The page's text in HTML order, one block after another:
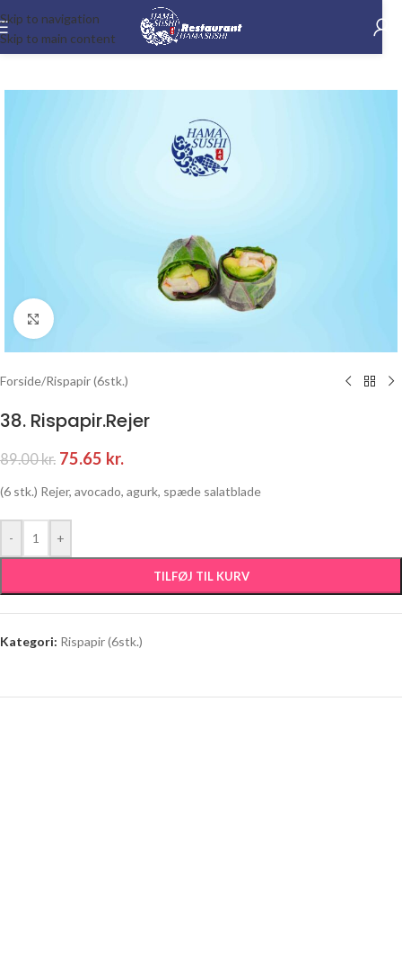
Skip to navigation
Skip to main content
Klik for at forstørre
Forside/Rispapir (6stk.)
38. Rispapir.Rejer
89.00kr. 75.65 kr.
(6 stk.) Rejer, avocado, agurk, spæde salatblade
- +
TILFØJ TIL KURV
Kategori: Rispapir (6stk.)